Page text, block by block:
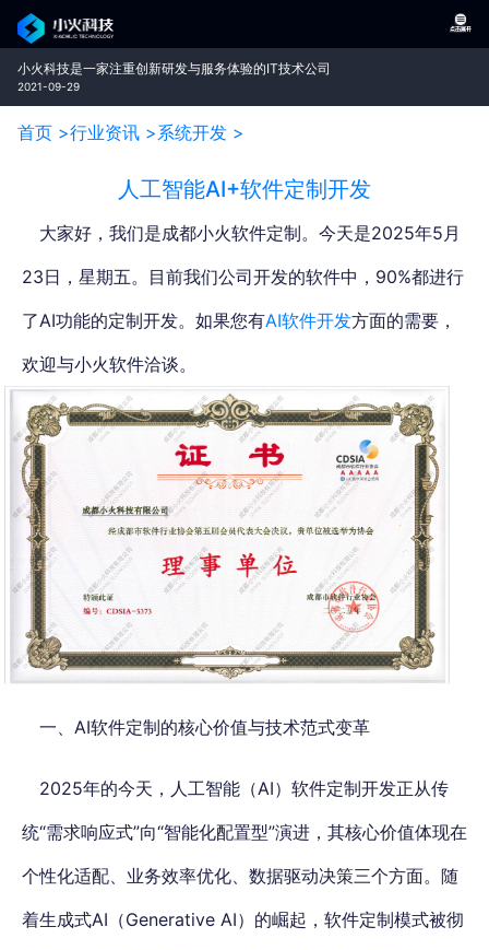
小火科技是一家注重创新研发与服务体验的IT技术公司
2021-09-29
首页 >行业资讯 >系统开发 >
人工智能AI+软件定制开发
大家好，我们是成都小火软件定制。今天是2025年5月
23日，星期五。 目前我们公司开发的软件中，90%都进行
了AI功能的定制开发。如果您有AI软件开发方面的需要，
欢迎与小火软件洽谈。
一、AI软件定制的核心价值与技术范式变革
2025年的今天，人工智能（AI）软件定制开发正从传
统“需求响应式”向“智能化配置型”演进，其核心价值体现在
个性化适配、业务效率优化、数据驱动决策三个方面。随
着生成式AI（Generative AI）的崛起，软件定制模式被彻